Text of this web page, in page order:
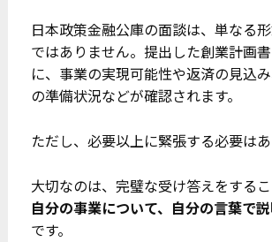
日本政策金融公庫の面談は、単なる
ではありません。提出した創業計画
に、事業の実現可能性や返済の見込
の準備状況などが確認されます。
ただし、必要以上に緊張する必要はあ
大切なのは、完璧な受け答えをするこ
自分の事業について、自分の言葉で
です。